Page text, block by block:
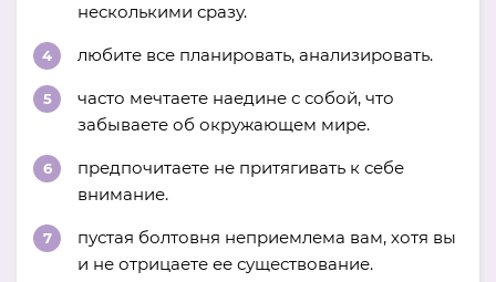
несколькими сразу.
любите все планировать, анализировать.
часто мечтаете наедине с собой, что
забываете об окружающем мире.
предпочитаете не притягивать к себе
внимание.
пустая болтовня неприемлема вам, хотя вы
и не отрицаете ее существование.